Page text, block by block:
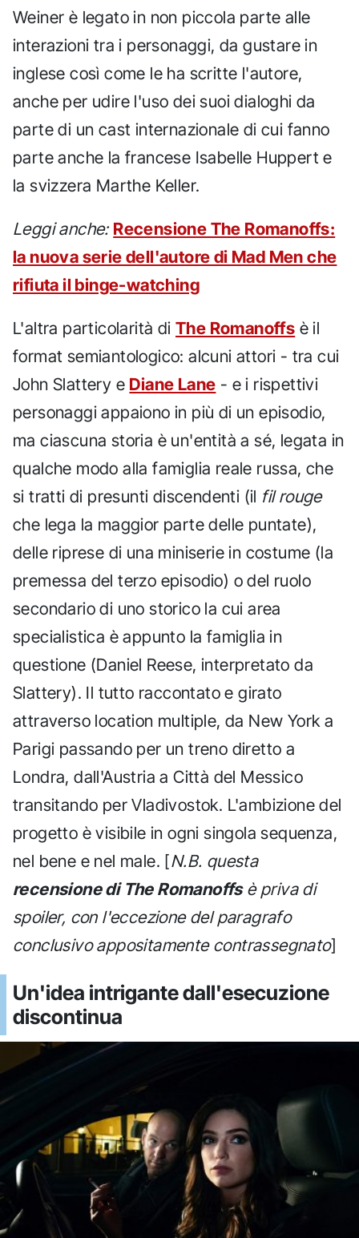
Weiner è legato in non piccola parte alle
interazioni tra i personaggi, da gustare in
inglese così come le ha scritte l'autore,
anche per udire l'uso dei suoi dialoghi da
parte di un cast internazionale di cui fanno
parte anche la francese Isabelle Huppert e
la svizzera Marthe Keller.
Leggi anche: Recensione The Romanoffs:
la nuova serie dell'autore di Mad Men che
rifiuta il binge-watching
L'altra particolarità di The Romanoffs è il
format semiantologico: alcuni attori - tra cui
John Slattery e Diane Lane - e i rispettivi
personaggi appaiono in più di un episodio,
ma ciascuna storia è un'entità a sé, legata in
qualche modo alla famiglia reale russa, che
si tratti di presunti discendenti (il fil rouge
che lega la maggior parte delle puntate),
delle riprese di una miniserie in costume (la
premessa del terzo episodio) o del ruolo
secondario di uno storico la cui area
specialistica è appunto la famiglia in
questione (Daniel Reese, interpretato da
Slattery). Il tutto raccontato e girato
attraverso location multiple, da New York a
Parigi passando per un treno diretto a
Londra, dall'Austria a Città del Messico
transitando per Vladivostok. L'ambizione del
progetto è visibile in ogni singola sequenza,
nel bene e nel male. [N.B. questa
recensione di The Romanoffsè priva di
spoiler, con l'eccezione del paragrafo
conclusivo appositamente contrassegnato]
Un'idea intrigante dall'esecuzione
discontinua